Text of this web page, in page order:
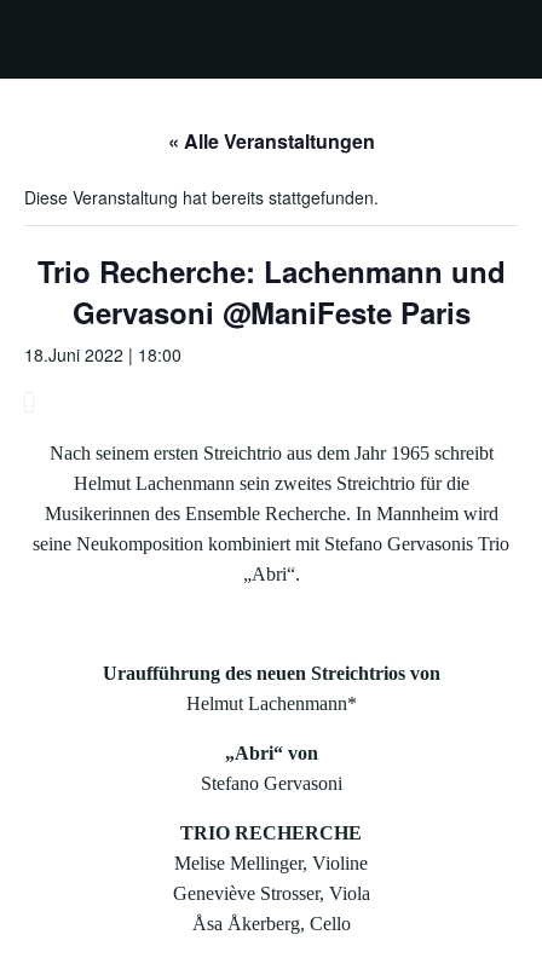
« Alle Veranstaltungen
Diese Veranstaltung hat bereits stattgefunden.
Trio Recherche: Lachenmann und
Gervasoni @ManiFeste Paris
18.Juni 2022 | 18:00
Nach seinem ersten Streichtrio aus dem Jahr 1965 schreibt
Helmut Lachenmann sein zweites Streichtrio für die
Musikerinnen des Ensemble Recherche. In Mannheim wird
seine Neukomposition kombiniert mit Stefano Gervasonis Trio
„Abri“.
Uraufführung des neuen Streichtrios von
Helmut Lachenmann*
„Abri“ von
Stefano Gervasoni
TRIO RECHERCHE
Melise Mellinger, Violine
Geneviève Strosser, Viola
Åsa Åkerberg, Cello